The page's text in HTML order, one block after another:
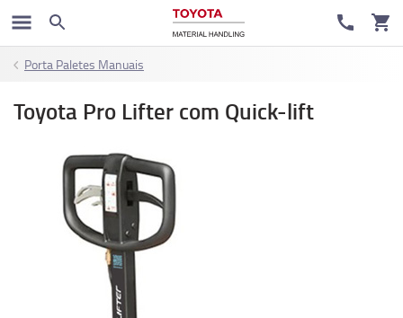
Porta Paletes Manuais
Toyota Pro Lifter com Quick-lift